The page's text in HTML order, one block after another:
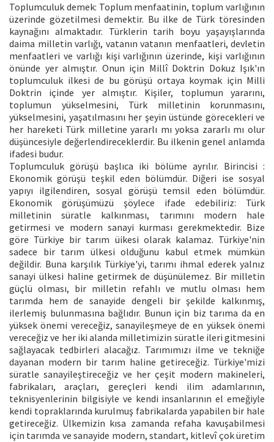
Toplumculuk demek: Toplum menfaatinin, toplum varlığının
üzerinde gözetilmesi demektir. Bu ilke de Türk töresinden
kaynağını almaktadır. Türklerin tarih boyu yaşayışlarında
daima milletin varlığı, vatanın vatanın menfaatleri, devletin
menfaatleri ve varlığı kişi varlığının üzerinde, kişi varlığının
önünde yer almıştır. Onun için Millî Doktrin Dokuz Işık'ın
toplumculuk ilkesi de bu görüşü ortaya koymak için Milli
Doktrin içinde yer almıştır. Kişiler, toplumun yararını,
toplumun yükselmesini, Türk milletinin korunmasını,
yükselmesini, yaşatılmasını her şeyin üstünde görecekleri ve
her hareketi Türk milletine yararlı mı yoksa zararlı mı olur
düşüncesiyle değerlendireceklerdir. Bu ilkenin genel anlamda
ifadesi budur.
Toplumculuk görüşü başlıca iki bölüme ayrılır. Birincisi :
Ekonomik görüşü teşkil eden bölümdür. Diğeri ise sosyal
yapıyı ilgilendiren, sosyal görüşü temsil eden bölümdür.
Ekonomik görüşümüzü şöylece ifade edebiliriz: Türk
milletinin süratle kalkınması, tarımını modern hale
getirmesi ve modern sanayi kurması gerekmektedir. Bize
göre Türkiye bir tarım üikesi olarak kalamaz. Türkiye'nin
sadece bir tarım ülkesi olduğunu kabul etmek mümkün
değildir. Buna karşılık Türkiye'yi, tarımı ihmal ederek yalnız
sanayi ülkesi haline getirmek de düşünülemez. Bir milletin
güçlü olması, bir milletin refahlı ve mutlu olması hem
tarımda hem de sanayide dengeli bir şekilde kalkınmış,
ilerlemiş bulunmasına bağlıdır. Bunun için biz tarıma da en
yüksek önemi vereceğiz, sanayileşmeye de en yüksek önemi
vereceğiz ve her iki alanda milletimizin süratle ileri gitmesini
sağlayacak tedbirleri alacağız. Tarımımızı ilme ve tekniğe
dayanan modern bir tarım haline getireceğiz. Türkiye'mizi
süratle sanayileştireceğiz ve her çeşit modern makineleri,
fabrikaları, araçları, gereçleri kendi ilim adamlarının,
teknisyenlerinin bilgisiyle ve kendi insanlarının el emeğiyle
kendi topraklarında kurulmuş fabrikalarda yapabilen bir hale
getireceğiz. Ülkemizin kısa zamanda refaha kavuşabilmesi
için tarımda ve sanayide modern, standart, kitlevî çok üretim